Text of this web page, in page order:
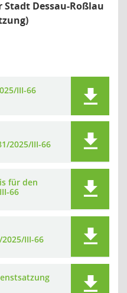
Dessau-Roßlau
III-66
2025/III-66
für den
66
III-66